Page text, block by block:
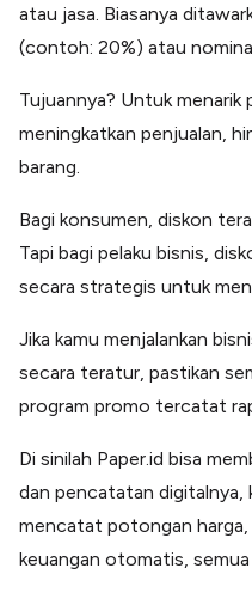
atau jasa. Biasanya
(contoh: 20%) atau
Tujuannya? Untuk menarik
meningkatkan penjualan,
barang.
Bagi konsumen, diskon
Tapi bagi pelaku bisnis,
secara strategis untuk
Jika kamu menjalankan
secara teratur, pastikan
program promo tercatat
Di sinilah Paper.id bisa
dan pencatatan digitalnya,
mencatat potongan harga,
keuangan otomatis,